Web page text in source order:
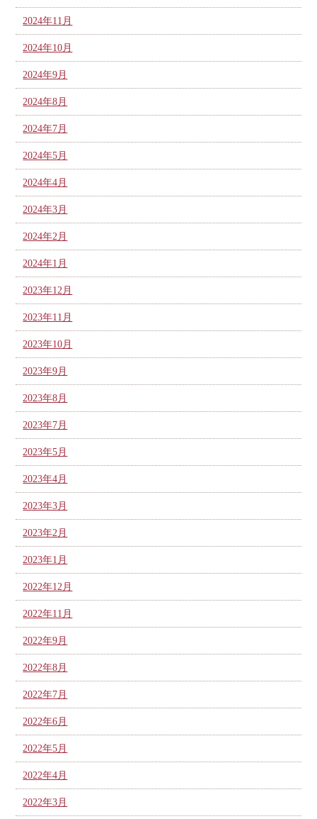
2024年11月
2024年10月
2024年9月
2024年8月
2024年7月
2024年5月
2024年4月
2024年3月
2024年2月
2024年1月
2023年12月
2023年11月
2023年10月
2023年9月
2023年8月
2023年7月
2023年5月
2023年4月
2023年3月
2023年2月
2023年1月
2022年12月
2022年11月
2022年9月
2022年8月
2022年7月
2022年6月
2022年5月
2022年4月
2022年3月